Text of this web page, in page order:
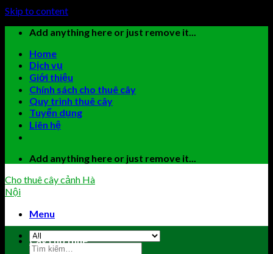
Skip to content
Add anything here or just remove it...
Home
Dịch vụ
Giới thiệu
Chính sách cho thuê cây
Quy trình thuê cây
Tuyển dụng
Liên hệ
Add anything here or just remove it...
Cho thuê cây cảnh Hà
Nội
Menu
Cây cho thuê